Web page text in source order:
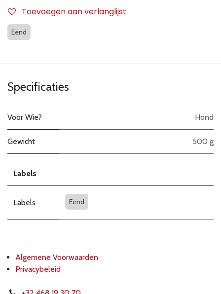
Toevoegen aan verlanglijst
Eend
Specificaties
Voor Wie? Hond
Gewicht 500 g
Labels
Labels Eend
Algemene Voorwaarden
Privacybeleid